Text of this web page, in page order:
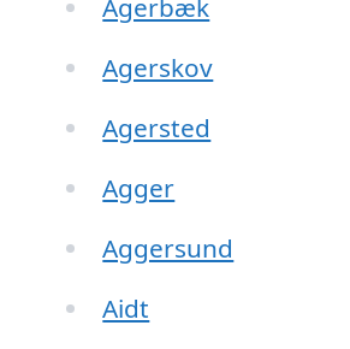
Agerbæk
Agerskov
Agersted
Agger
Aggersund
Aidt